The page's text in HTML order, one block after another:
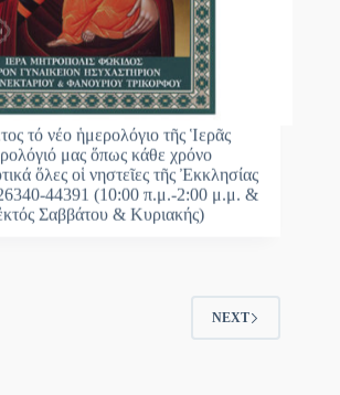
τό νέο ἡμερολόγιο τῆς Ἱερᾶς
μας ὅπως κάθε χρόνο
ὅλες οἱ νηστεῖες τῆς Ἐκκλησίας
44391 (10:00 π.μ.-2:00 μ.μ. &
Σαββάτου & Κυριακής)
NEXT